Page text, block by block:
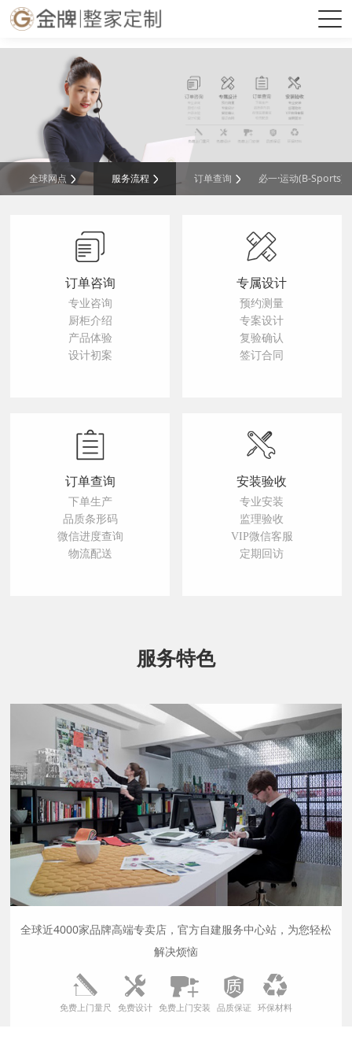
必一·运动(B-Sports)官方网站
全球网点 服务流程 订单查询 必一·运动(B-Sports)
订单咨询
专业咨询
厨柜介绍
产品体验
设计初案
专属设计
预约测量
专案设计
复验确认
签订合同
订单查询
下单生产
品质条形码
微信进度查询
物流配送
安装验收
专业安装
监理验收
VIP微信客服
定期回访
服务特色
全球近4000家品牌高端专卖店，官方自建服务中心站，为您轻松
解决烦恼
免费上门量尺 免费设计 免费上门安装 品质保证 环保材料